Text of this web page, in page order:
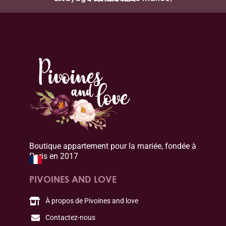
Boutique appartement pour la mariée, fondée à
Paris en 2017
PIVOINES AND LOVE
À propos de Pivoines and love
Contactez-nous